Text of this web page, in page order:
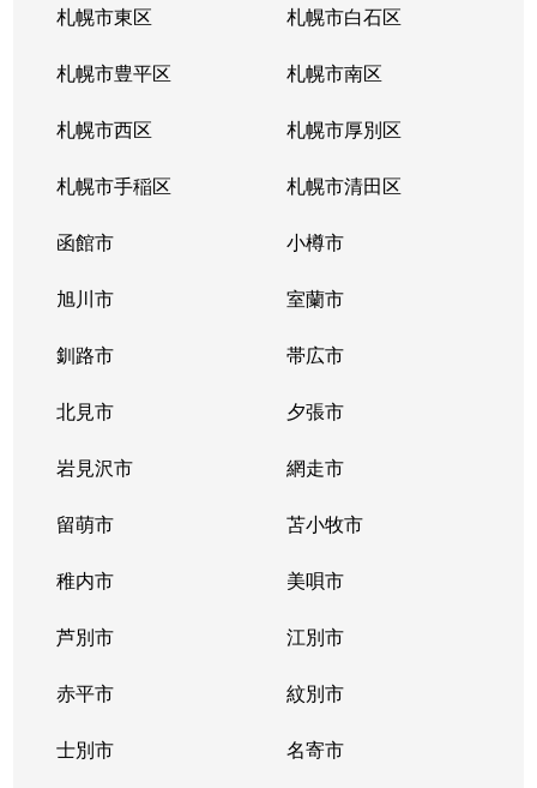
札幌市東区 札幌市白石区
札幌市豊平区 札幌市南区
札幌市西区 札幌市厚別区
札幌市手稲区 札幌市清田区
函館市 小樽市
旭川市 室蘭市
釧路市 帯広市
北見市 夕張市
岩見沢市 網走市
留萌市 苫小牧市
稚内市 美唄市
芦別市 江別市
赤平市 紋別市
士別市 名寄市